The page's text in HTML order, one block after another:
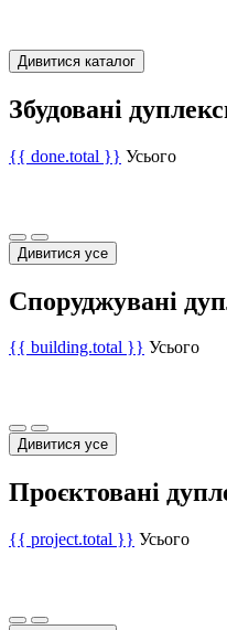
Дивитися каталог
Збудовані
{{ done.total }} Усього
Дивитися усе
Споруджувані
{{ building.total }} Усього
Дивитися усе
Проєктовані
{{ project.total }} Усього